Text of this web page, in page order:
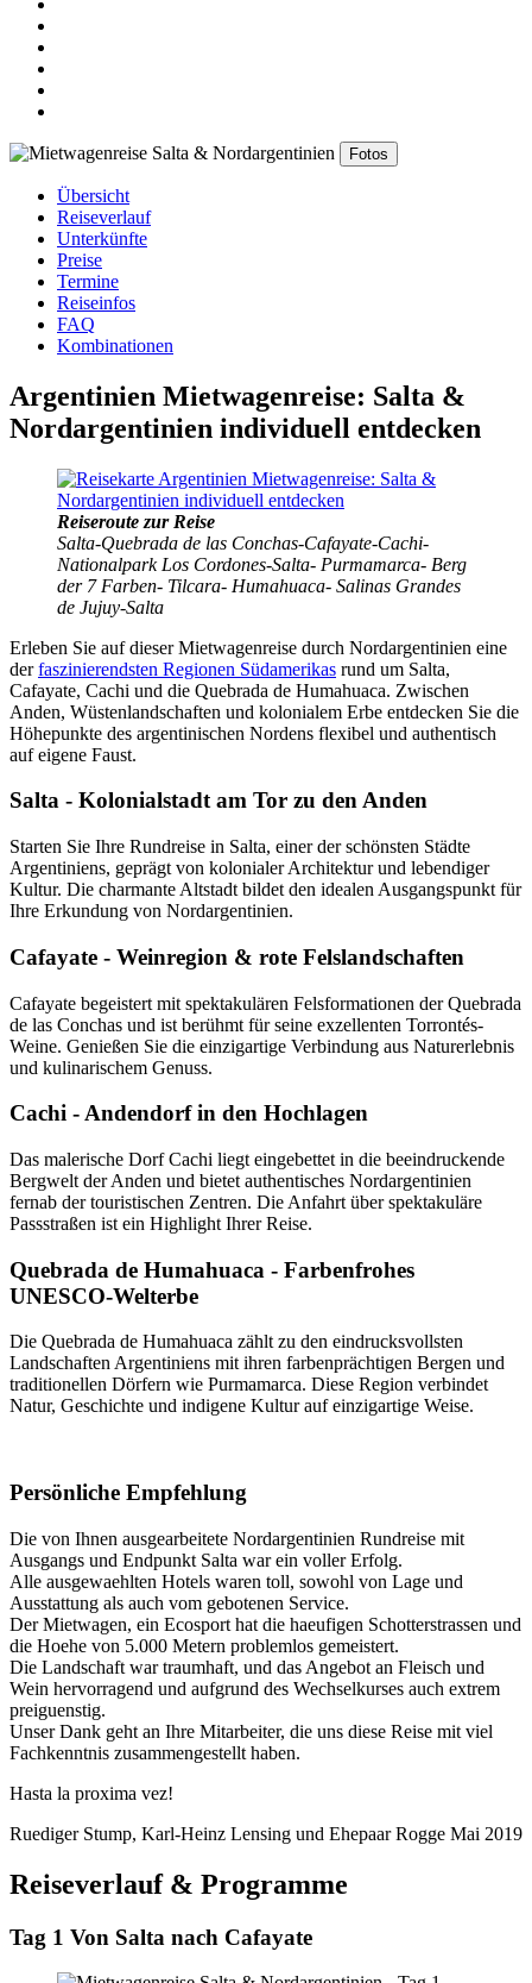
Fotos
Übersicht
Reiseverlauf
Unterkünfte
Preise
Termine
Reiseinfos
FAQ
Kombinationen
Argentinien Mietwagenreise: Salta &
Nordargentinien individuell entdecken
Reiseroute zur Reise
Salta-Quebrada de las Conchas-Cafayate-Cachi-
Nationalpark Los Cordones-Salta- Purmamarca- Berg
der 7 Farben- Tilcara- Humahuaca- Salinas Grandes
de Jujuy-Salta
Erleben Sie auf dieser Mietwagenreise durch Nordargentinien eine
derfaszinierendsten Regionen Südamerikas rund um Salta,
Cafayate, Cachi und die Quebrada de Humahuaca. Zwischen
Anden, Wüstenlandschaften und kolonialem Erbe entdecken Sie die
Höhepunkte des argentinischen Nordens flexibel und authentisch
auf eigene Faust.
Salta - Kolonialstadt am Tor zu den Anden
Starten Sie Ihre Rundreise in Salta, einer der schönsten Städte
Argentiniens, geprägt von kolonialer Architektur und lebendiger
Kultur. Die charmante Altstadt bildet den idealen Ausgangspunkt für
Ihre Erkundung von Nordargentinien.
Cafayate - Weinregion & rote Felslandschaften
Cafayate begeistert mit spektakulären Felsformationen der Quebrada
de las Conchas und ist berühmt für seine exzellenten Torrontés-
Weine. Genießen Sie die einzigartige Verbindung aus Naturerlebnis
und kulinarischem Genuss.
Cachi - Andendorf in den Hochlagen
Das malerische Dorf Cachi liegt eingebettet in die beeindruckende
Bergwelt der Anden und bietet authentisches Nordargentinien
fernab der touristischen Zentren. Die Anfahrt über spektakuläre
Passstraßen ist ein Highlight Ihrer Reise.
Quebrada de Humahuaca - Farbenfrohes
UNESCO-Welterbe
Die Quebrada de Humahuaca zählt zu den eindrucksvollsten
Landschaften Argentiniens mit ihren farbenprächtigen Bergen und
traditionellen Dörfern wie Purmamarca. Diese Region verbindet
Natur, Geschichte und indigene Kultur auf einzigartige Weise.
Persönliche Empfehlung
Die von Ihnen ausgearbeitete Nordargentinien Rundreise mit
Ausgangs und Endpunkt Salta war ein voller Erfolg.
Alle ausgewaehlten Hotels waren toll, sowohl von Lage und
Ausstattung als auch vom gebotenen Service.
Der Mietwagen, ein Ecosport hat die haeufigen Schotterstrassen und
die Hoehe von 5.000 Metern problemlos gemeistert.
Die Landschaft war traumhaft, und das Angebot an Fleisch und
Wein hervorragend und aufgrund des Wechselkurses auch extrem
preiguenstig.
Unser Dank geht an Ihre Mitarbeiter, die uns diese Reise mit viel
Fachkenntnis zusammengestellt haben.
Hasta la proxima vez!
Ruediger Stump, Karl-Heinz Lensing und Ehepaar Rogge Mai 2019
Reiseverlauf & Programme
Tag 1 Von Salta nach Cafayate